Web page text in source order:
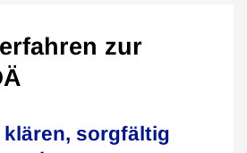
zur
sorgfältig